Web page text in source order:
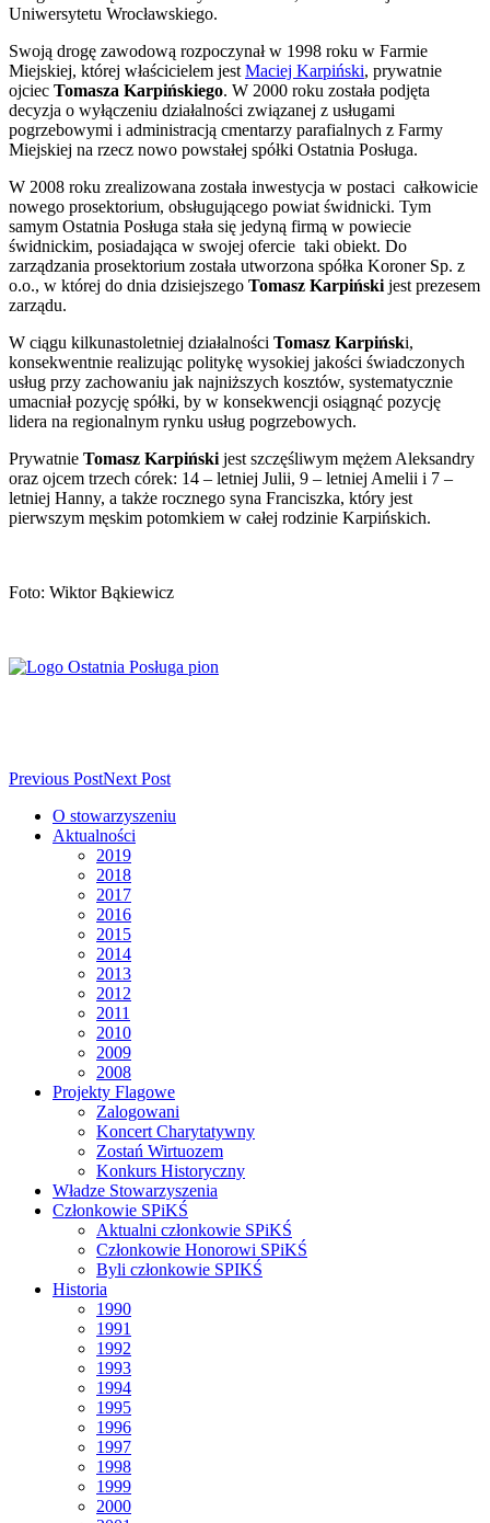
Uniwersytetu Wrocławskiego.
Swoją drogę zawodową rozpoczynał w 1998 roku w Farmie
Miejskiej, której właścicielem jest Maciej Karpiński, prywatnie
ojciec Tomasza Karpińskiego. W 2000 roku została podjęta
decyzja o wyłączeniu działalności związanej z usługami
pogrzebowymi i administracją cmentarzy parafialnych z Farmy
Miejskiej na rzecz nowo powstałej spółki Ostatnia Posługa.
W 2008 roku zrealizowana została inwestycja w postaci całkowicie
nowego prosektorium, obsługującego powiat świdnicki. Tym
samym Ostatnia Posługa stała się jedyną firmą w powiecie
świdnickim, posiadająca w swojej ofercie taki obiekt. Do
zarządzania prosektorium została utworzona spółka Koroner Sp. z
o.o., w której do dnia dzisiejszego Tomasz Karpiński jest prezesem
zarządu.
W ciągu kilkunastoletniej działalności Tomasz Karpiński,
konsekwentnie realizując politykę wysokiej jakości świadczonych
usług przy zachowaniu jak najniższych kosztów, systematycznie
umacniał pozycję spółki, by w konsekwencji osiągnąć pozycję
lidera na regionalnym rynku usług pogrzebowych.
Prywatnie Tomasz Karpiński jest szczęśliwym mężem Aleksandry
oraz ojcem trzech córek: 14 – letniej Julii, 9 – letniej Amelii i 7 –
letniej Hanny, a także rocznego syna Franciszka, który jest
pierwszym męskim potomkiem w całej rodzinie Karpińskich.
Foto: Wiktor Bąkiewicz
Previous PostNext Post
O stowarzyszeniu
Aktualności
2019
2018
2017
2016
2015
2014
2013
2012
2011
2010
2009
2008
Projekty Flagowe
Zalogowani
Koncert Charytatywny
Zostań Wirtuozem
Konkurs Historyczny
Władze Stowarzyszenia
Członkowie SPiKŚ
Aktualni członkowie SPiKŚ
Członkowie Honorowi SPiKŚ
Byli członkowie SPIKŚ
Historia
1990
1991
1992
1993
1994
1995
1996
1997
1998
1999
2000